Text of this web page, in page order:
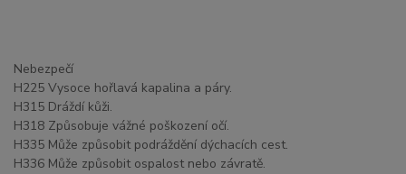
Nebezpečí
H225 Vysoce hořlavá kapalina a páry.
H315 Dráždí kůži.
H318 Způsobuje vážné poškození očí.
H335 Může způsobit podráždění dýchacích cest.
H336 Může způsobit ospalost nebo závratě.